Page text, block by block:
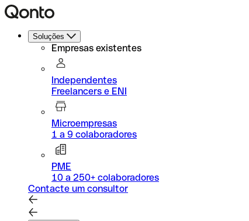
Soluções
Empresas existentes
Independentes
Freelancers e ENI
Microempresas
1 a 9 colaboradores
PME
10 a 250+ colaboradores
Contacte um consultor